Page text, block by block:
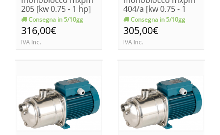
205 [kw 0.75 - 1 hp]
Consegna in 5/10gg
316,00€
IVA Inc.
404/a [kw 0.75 - 1
hp]Consegna in 5/10gg
305,00€
IVA Inc.